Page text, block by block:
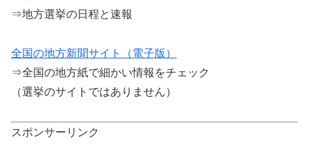
⇒地方選挙の日程と速報
全国の地方新聞サイト（電子版）
⇒全国の地方紙で細かい情報をチェック
（選挙のサイトではありません）
スポンサーリンク